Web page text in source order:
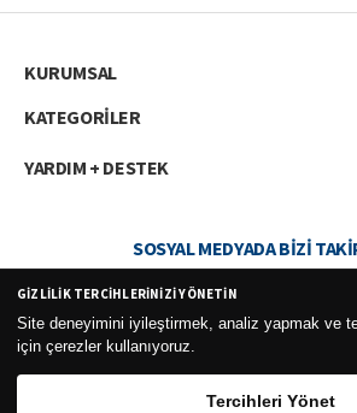
KURUMSAL
KATEGORİLER
YARDIM + DESTEK
SOSYAL MEDYADA BIZI
GIZLILIK TERCIHLERINIZI YÖNETIN
Site deneyimini iyileştirmek, analiz yapmak ve
için çerezler kullanıyoruz.
Tercihleri Yönet